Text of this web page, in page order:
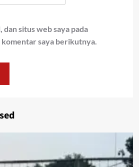
dan situs web saya pada
saya berikutnya.